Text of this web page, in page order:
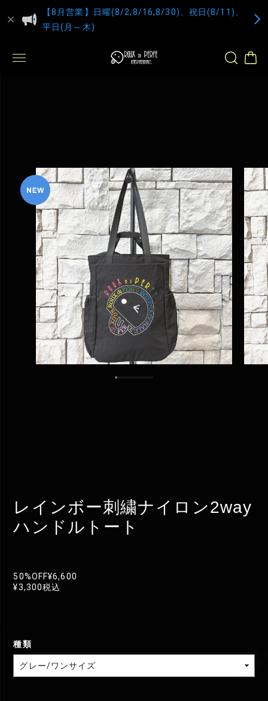
【8月営業】日曜(8/2,8/16,8/30)、祝日(8/11)、
平日(月～木)
レインボー刺繍ナイロン2way
ハンドルトート
50%OFF¥6,600
¥3,300税込
種類